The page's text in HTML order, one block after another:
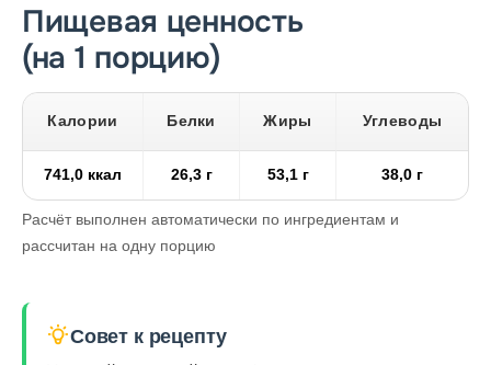
Пищевая ценность
(на 1 порцию)
Калории Белки Жиры Углеводы
741,0 ккал 26,3 г 53,1 г 38,0 г
Расчёт выполнен автоматически по ингредиентам и
рассчитан на одну порцию
Совет к рецепту